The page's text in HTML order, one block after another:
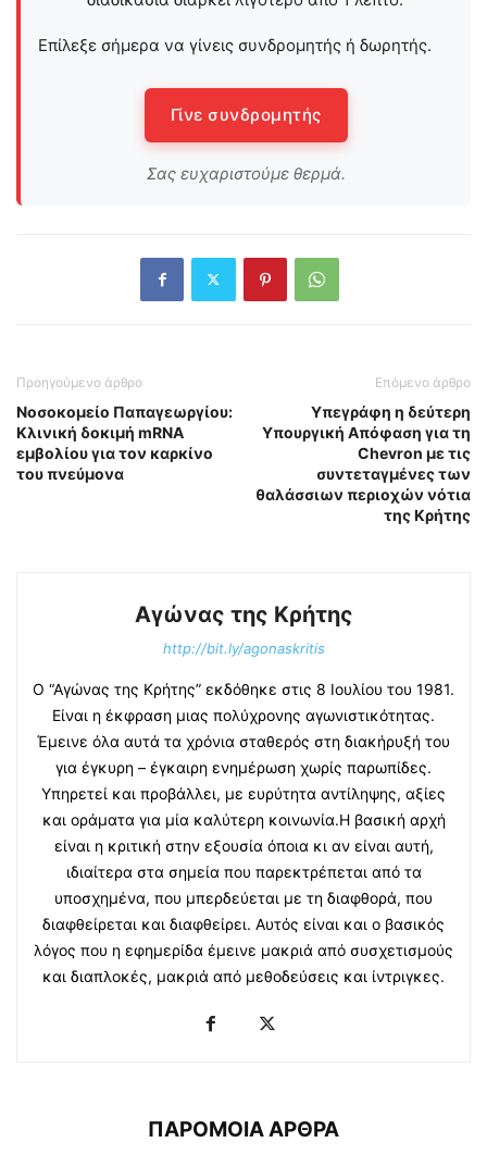
Επίλεξε σήμερα να γίνεις συνδρομητής ή δωρητής.
Γίνε συνδρομητής
Σας ευχαριστούμε θερμά.
Προηγούμενο άρθρο
Νοσοκομείο Παπαγεωργίου:
Κλινική δοκιμή mRNA
εμβολίου για τον καρκίνο
του πνεύμονα
Επόμενο άρθρο
Υπεγράφη η δεύτερη
Υπουργική Απόφαση για τη
Chevron με τις
συντεταγμένες των
θαλάσσιων περιοχών νότια
της Κρήτης
Αγώνας της Κρήτης
http://bit.ly/agonaskritis
Ο “Αγώνας της Κρήτης” εκδόθηκε στις 8 Ιουλίου του 1981.
Είναι η έκφραση μιας πολύχρονης αγωνιστικότητας.
Έμεινε όλα αυτά τα χρόνια σταθερός στη διακήρυξή του
για έγκυρη – έγκαιρη ενημέρωση χωρίς παρωπίδες.
Υπηρετεί και προβάλλει, με ευρύτητα αντίληψης, αξίες
και οράματα για μία καλύτερη κοινωνία.Η βασική αρχή
είναι η κριτική στην εξουσία όποια κι αν είναι αυτή,
ιδιαίτερα στα σημεία που παρεκτρέπεται από τα
υποσχημένα, που μπερδεύεται με τη διαφθορά, που
διαφθείρεται και διαφθείρει. Αυτός είναι και ο βασικός
λόγος που η εφημερίδα έμεινε μακριά από συσχετισμούς
και διαπλοκές, μακριά από μεθοδεύσεις και ίντριγκες.
ΠΑΡΟΜΟΙΑ ΑΡΘΡΑ